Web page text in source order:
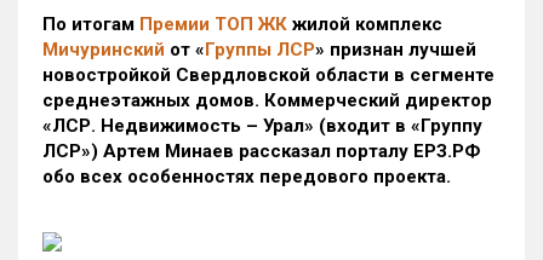
По итогам Премии ТОП ЖК жилой комплекс
Мичуринский от «Группы ЛСР» признан лучшей
новостройкой Свердловской области в сегменте
среднеэтажных домов. Коммерческий директор
«ЛСР. Недвижимость – Урал» (входит в «Группу
ЛСР») Артем Минаев рассказал порталу ЕРЗ.РФ
обо всех особенностях передового проекта.